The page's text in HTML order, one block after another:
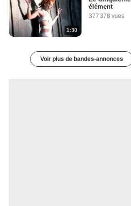
1:30
élément
377 378 vues
Voir plus de bandes-annonces